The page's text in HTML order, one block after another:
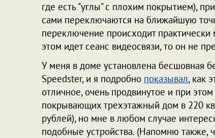
где есть "углы" с плохим покрытием),
сами переключаются на ближайшую
переключение происходит практически
этом идет сеанс видеосвязи, то он не
У меня в доме установлена бесшовная
Speedster, и я подробно показывал, как
отличное, очень продвинутое и при
покрывающих трехэтажный дом в 220
рублей), но мне в любом случае
подобные устройства. (Напомню также,